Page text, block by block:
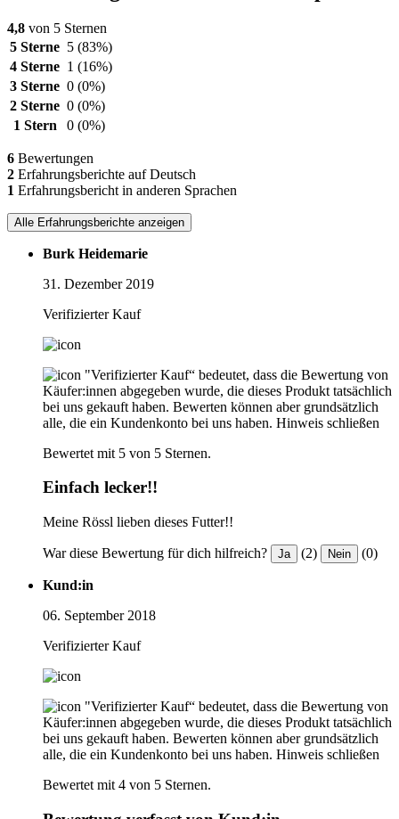
4,8 von 5 Sternen
5 Sterne 5 (83%)
4 Sterne 1 (16%)
3 Sterne 0 (0%)
2 Sterne 0 (0%)
1 Stern
0 (0%)
6 Bewertungen
2 Erfahrungsberichte auf Deutsch
1 Erfahrungsbericht in anderen Sprachen
Alle Erfahrungsberichte anzeigen
Burk Heidemarie
31. Dezember 2019
Verifizierter Kauf
"Verifizierter Kauf“ bedeutet, dass die Bewertung von
Käufer:innen abgegeben wurde, die dieses Produkt tatsächlich
bei uns gekauft haben. Bewerten können aber grundsätzlich
alle, die ein Kundenkonto bei uns haben. Hinweis schließen
Bewertet mit 5 von 5 Sternen.
Einfach lecker!!
Meine Rössl lieben dieses Futter!!
War diese Bewertung für dich hilfreich? Ja (2) Nein (0)
Kund:in
06. September 2018
Verifizierter Kauf
"Verifizierter Kauf“ bedeutet, dass die Bewertung von
Käufer:innen abgegeben wurde, die dieses Produkt tatsächlich
bei uns gekauft haben. Bewerten können aber grundsätzlich
alle, die ein Kundenkonto bei uns haben. Hinweis schließen
Bewertet mit 4 von 5 Sternen.